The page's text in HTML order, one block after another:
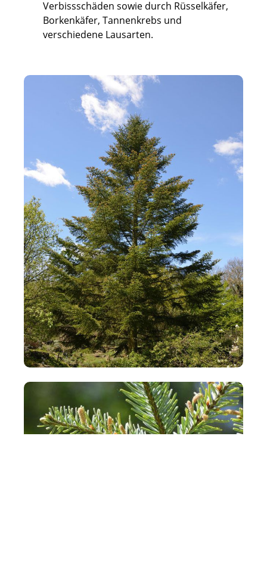
Verbissschäden sowie durch Rüsselkäfer,
Borkenkäfer, Tannenkrebs und
verschiedene Lausarten.